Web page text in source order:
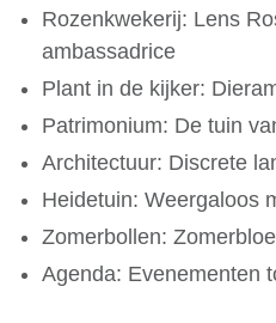
Rozenkwekerij: Lens
ambassadrice
Plant in de kijker:
Patrimonium: De tuin
Architectuur: Discrete
Heidetuin: Weergaloos
Zomerbollen:
Agenda: Evenementen